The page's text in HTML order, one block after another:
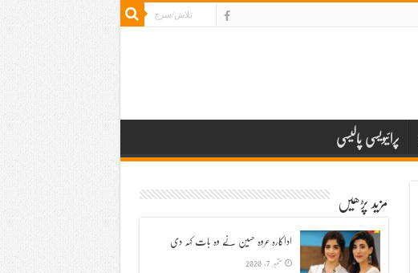
پرائیویسی پالیسی
مزید پڑھیں
اداکارہ عروہ حسین نے وہ بات کہہ دی
ستمبر 7, 2020